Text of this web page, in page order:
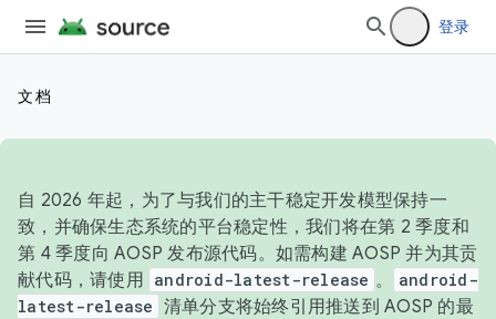
登录
文档
自 2026 年起，为了与我们的主干稳定开发模型保持一
致，并确保生态系统的平台稳定性，我们将在第 2 季度和
第 4 季度向 AOSP 发布源代码。如需构建 AOSP 并为其贡
献代码，请使用 android-latest-release 。
android-
latest-release 清单分支将始终引用推送到 AOSP 的最